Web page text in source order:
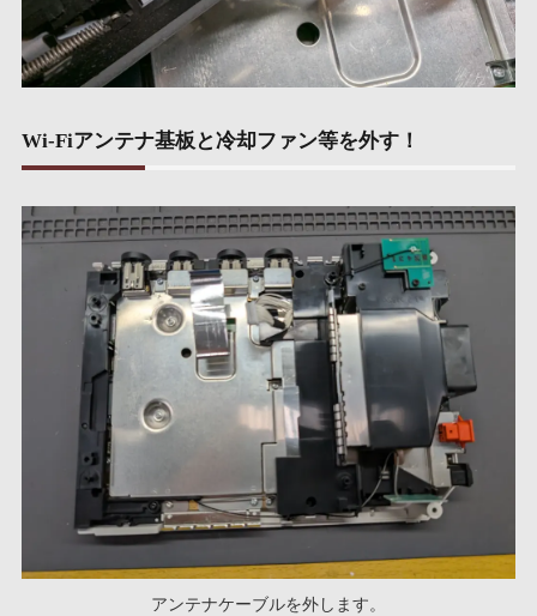
Wi-Fiアンテナ基板と冷却ファン等を外す！
アンテナケーブルを外します。